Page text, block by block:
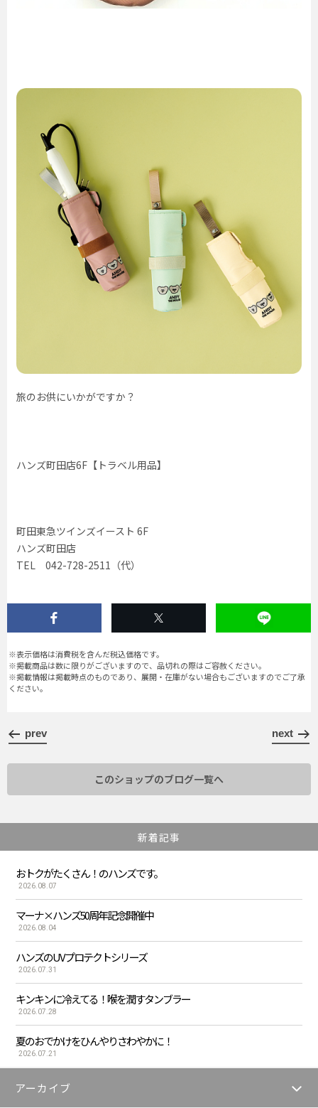
旅のお供にいかがですか？
ハンズ町田店6F【トラベル用品】
町田東急ツインズイースト 6F
ハンズ町田店
TEL 042-728-2511（代）
※表示価格は消費税を含んだ税込価格です。
※掲載商品は数に限りがございますので、品切れの際はご容赦ください。
※掲載情報は掲載時点のものであり、展開・在庫がない場合もございますのでご了承
ください。
prev next
このショップのブログ一覧へ
新着記事
おトクがたくさん！のハンズです。
2026.08.07
マーナ×ハンズ50周年記念開催中
2026.08.04
ハンズのUVプロテクトシリーズ
2026.07.31
キンキンに冷えてる！喉を潤すタンブラー
2026.07.28
夏のおでかけをひんやりさわやかに！
2026.07.21
アーカイブ